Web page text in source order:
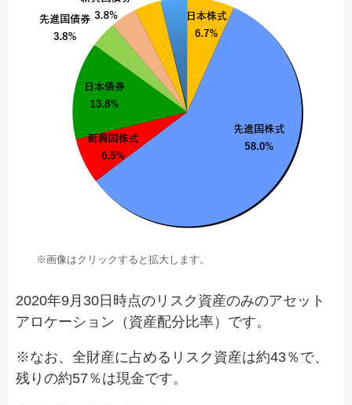
※画像はクリックすると拡大します。
2020年9月30日時点のリスク資産のみのアセット
アロケーション（資産配分比率）です。
※なお、全財産に占めるリスク資産は約43％で、
残りの約57％は現金です。